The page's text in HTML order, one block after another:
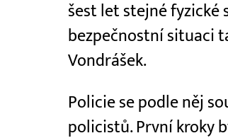
šest let stejné fyzické
bezpečnostní situaci
Vondrášek.
Policie se podle něj
policistů. První kroky